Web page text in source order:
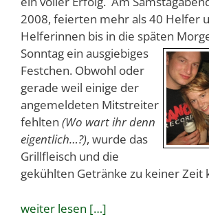
2008, feierten mehr als 40 Helfer
Helferinnen bis in die späten
Sonntag ein ausgiebiges
Festchen. Obwohl oder
gerade weil einige der
angemeldeten Mitstreiter
fehlten (Wo wart ihr denn
eigentlich…?), wurde das
Grillfleisch und die
gekühlten Getränke zu keiner Zeit
weiter lesen […]